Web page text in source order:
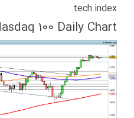
tech index.
100 Daily Chart